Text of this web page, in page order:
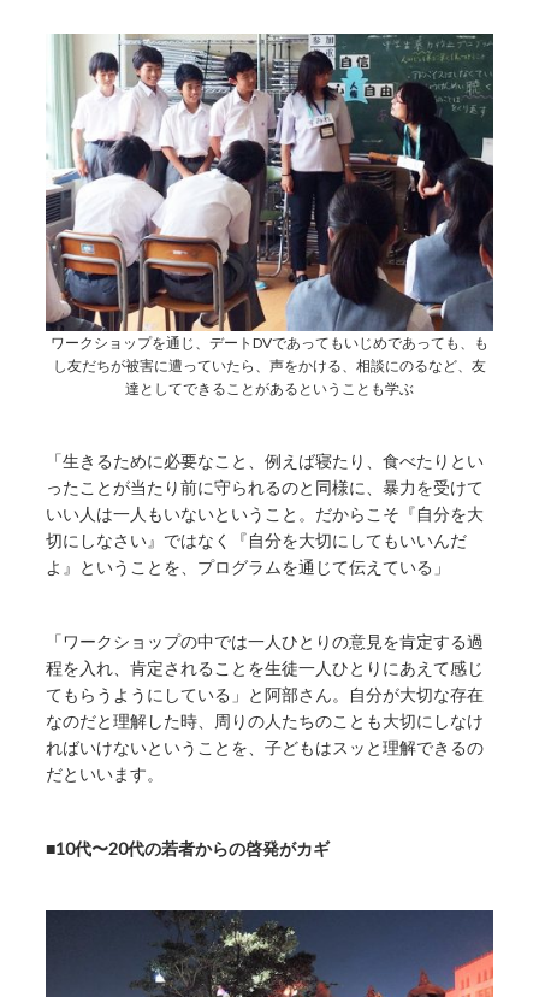
ワークショップを通じ、デートDVであってもいじめであっても、も
し友だちが被害に遭っていたら、声をかける、相談にのるなど、友
達としてできることがあるということも学ぶ
「生きるために必要なこと、例えば寝たり、食べたりとい
ったことが当たり前に守られるのと同様に、暴力を受けて
いい人は一人もいないということ。だからこそ『自分を大
切にしなさい』ではなく『自分を大切にしてもいいんだ
よ』ということを、プログラムを通じて伝えている」
「ワークショップの中では一人ひとりの意見を肯定する過
程を入れ、肯定されることを生徒一人ひとりにあえて感じ
てもらうようにしている」と阿部さん。自分が大切な存在
なのだと理解した時、周りの人たちのことも大切にしなけ
ればいけないということを、子どもはスッと理解できるの
だといいます。
■10代〜20代の若者からの啓発がカギ